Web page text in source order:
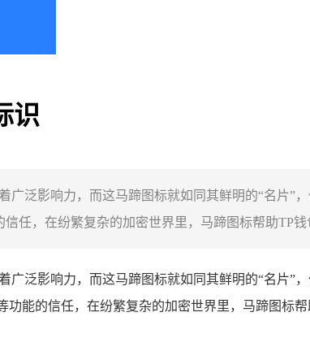
识
泛影响力，而这马蹄图标就如同其鲜明的“名片”
任，在纷繁复杂的加密世界里，马蹄图标帮助TP
泛影响力，而这马蹄图标就如同其鲜明的“名片”
能的信任，在纷繁复杂的加密世界里，马蹄图标